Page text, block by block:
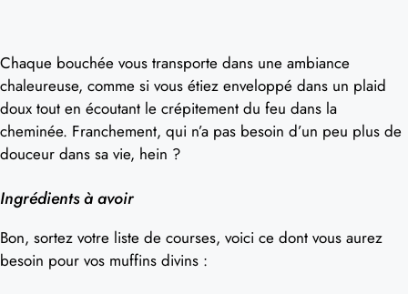
Chaque bouchée vous transporte dans une ambiance
chaleureuse, comme si vous étiez enveloppé dans un plaid
doux tout en écoutant le crépitement du feu dans la
cheminée. Franchement, qui n’a pas besoin d’un peu plus de
douceur dans sa vie, hein ?
Ingrédients à avoir
Bon, sortez votre liste de courses, voici ce dont vous aurez
besoin pour vos muffins divins :